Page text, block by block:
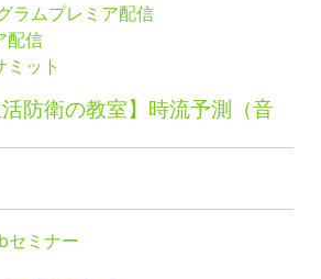
ラムプレミア配信
配信
ット
防衛の教室】時流予測（音
セミナー